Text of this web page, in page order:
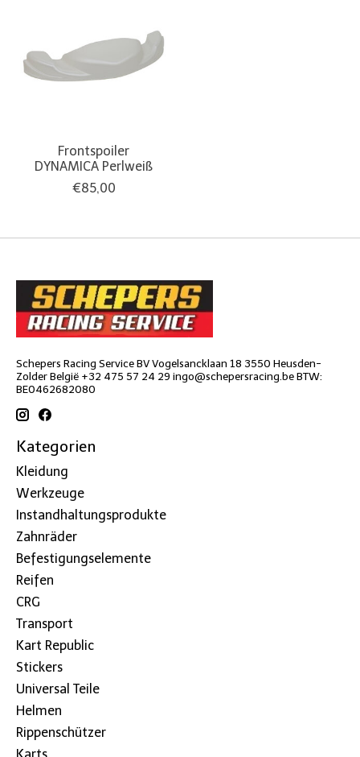
Frontspoiler
DYNAMICA Perlweiß
€85,00
Schepers Racing Service BV Vogelsancklaan 18 3550 Heusden-
Zolder België +32 475 57 24 29 ingo@schepersracing.beBTW:
BE0462682080
Kategorien
Kleidung
Werkzeuge
Instandhaltungsprodukte
Zahnräder
Befestigungselemente
Reifen
CRG
Transport
Kart Republic
Stickers
Universal Teile
Helmen
Rippenschützer